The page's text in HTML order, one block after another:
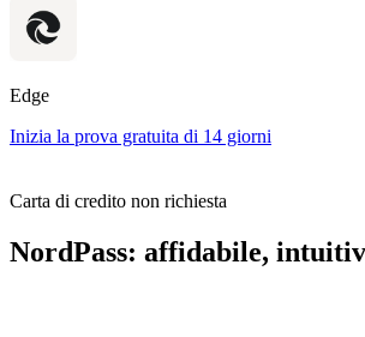
Edge
Inizia la prova gratuita di 14 giorni
Carta di credito non richiesta
NordPass: affidabile,